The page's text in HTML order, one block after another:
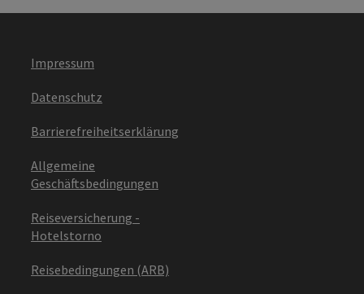
Impressum
Datenschutz
Barrierefreiheitserklärung
Allgemeine
Geschäftsbedingungen
Reiseversicherung -
Hotelstorno
Reisebedingungen (ARB)